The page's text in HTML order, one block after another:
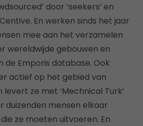
door ‘seekers’ en
En werken sinds het jaar
mee aan het verzamelen
wereldwijde gebouwen en
de Emporis database. Ook
actief op het gebied van
levert ze met ‘Mechnical Turk’
duizenden mensen elkaar
ze moeten uitvoeren. En